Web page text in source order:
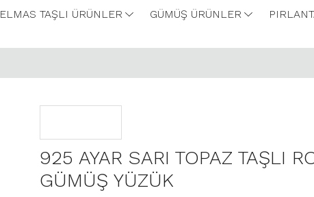
ELMAS TAŞLI ÜRÜNLER GÜMÜŞ ÜRÜNLER
925 AYAR SARI TOPAZ TAŞLI
GÜMÜŞ YÜZÜK